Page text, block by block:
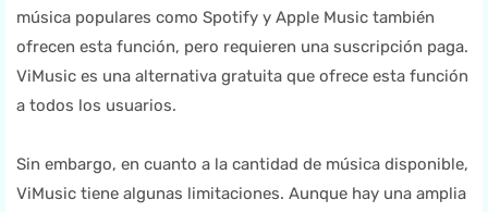
música populares como Spotify y Apple Music también
ofrecen esta función, pero requieren una suscripción paga.
ViMusic es una alternativa gratuita que ofrece esta función
a todos los usuarios.
Sin embargo, en cuanto a la cantidad de música disponible,
ViMusic tiene algunas limitaciones. Aunque hay una amplia